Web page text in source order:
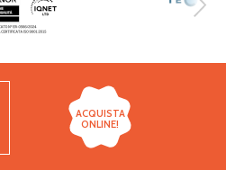
ACQUISTA
ONLINE!